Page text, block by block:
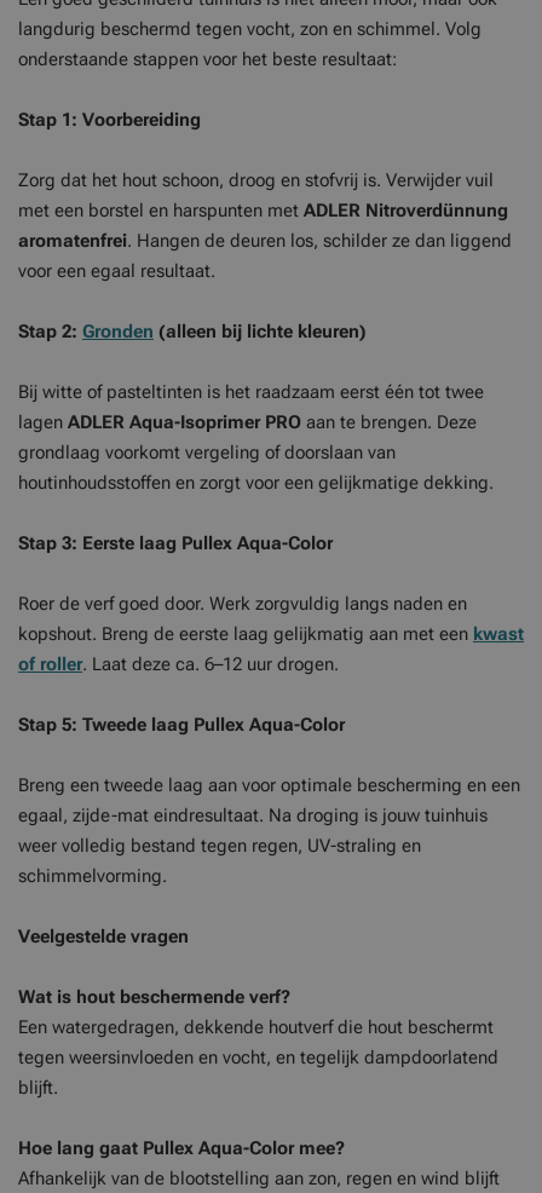
langdurig beschermd tegen vocht, zon en schimmel. Volg
onderstaande stappen voor het beste resultaat:
Stap 1: Voorbereiding
Zorg dat het hout schoon, droog en stofvrij is. Verwijder vuil
met een borstel en harspunten met ADLER Nitroverdünnung
aromatenfrei. Hangen de deuren los, schilder ze dan liggend
voor een egaal resultaat.
Stap 2: Gronden (alleen bij lichte kleuren)
Bij witte of pasteltinten is het raadzaam eerst één tot twee
lagen ADLER Aqua-Isoprimer PRO aan te brengen. Deze
grondlaag voorkomt vergeling of doorslaan van
houtinhoudsstoffen en zorgt voor een gelijkmatige dekking.
Stap 3: Eerste laag Pullex Aqua-Color
Roer de verf goed door. Werk zorgvuldig langs naden en
kopshout. Breng de eerste laag gelijkmatig aan met een kwast
of roller. Laat deze ca. 6–12 uur drogen.
Stap 5: Tweede laag Pullex Aqua-Color
Breng een tweede laag aan voor optimale bescherming en een
egaal, zijde-mat eindresultaat. Na droging is jouw tuinhuis
weer volledig bestand tegen regen, UV-straling en
schimmelvorming.
Veelgestelde vragen
Wat is hout beschermende verf?
Een watergedragen, dekkende houtverf die hout beschermt
tegen weersinvloeden en vocht, en tegelijk dampdoorlatend
blijft.
Hoe lang gaat Pullex Aqua-Color mee?
Afhankelijk van de blootstelling aan zon, regen en wind blijft